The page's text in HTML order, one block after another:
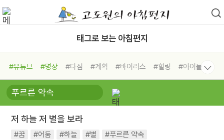
태그로 보는 아침편지
#유튜브 #명상 #다짐 #계획 #바이러스 #힐링
#아이들
#비전캠프
#독서캠프 #삶
#희망
#나눔 #친구 #링컨학교
#독서
#건강 #면역력
저 하늘 저 별을 보라
#꿈 #어둠 #하늘 #별 #푸르른 약속